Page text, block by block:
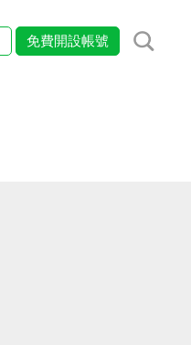
免費開設帳號